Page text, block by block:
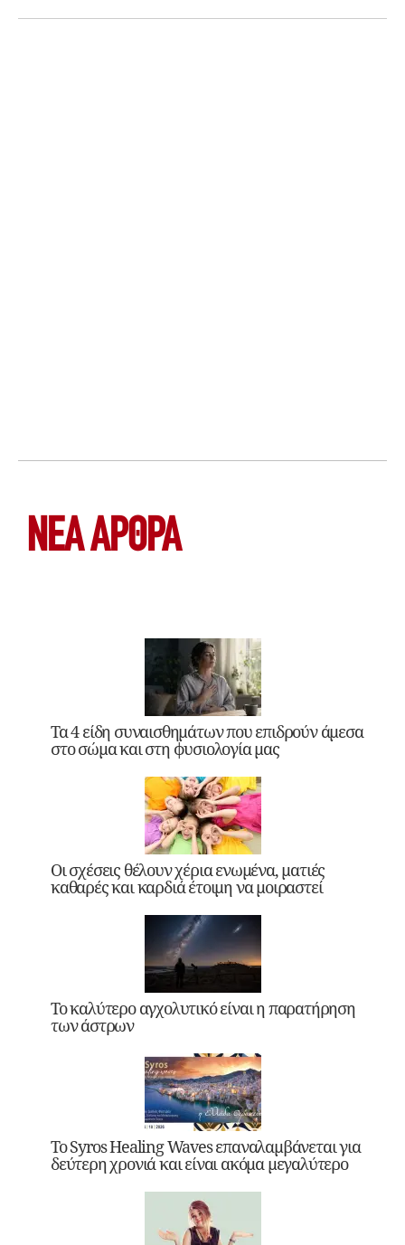
ΝΕΑ ΆΡΘΡΑ
Τα 4 είδη συναισθημάτων που επιδρούν άμεσα
στο σώμα και στη φυσιολογία μας
Οι σχέσεις θέλουν χέρια ενωμένα, ματιές
καθαρές και καρδιά έτοιμη να μοιραστεί
Το καλύτερο αγχολυτικό είναι η παρατήρηση
των άστρων
Το Syros Healing Waves επαναλαμβάνεται για
δεύτερη χρονιά και είναι ακόμα μεγαλύτερο